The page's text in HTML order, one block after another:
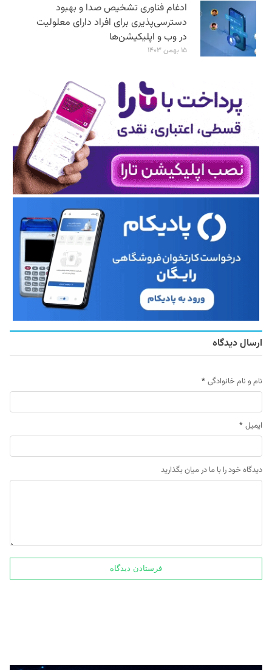
ادغام فناوری تشخیص صدا و بهبود
دسترسی‌پذیری برای افراد دارای معلولیت
در وب و اپلیکیشن‌ها
۱۵ بهمن ۱۴۰۳
ارسال دیدگاه
نام و نام خانوادگی *
ایمیل *
دیدگاه خود را با ما در میان بگذارید